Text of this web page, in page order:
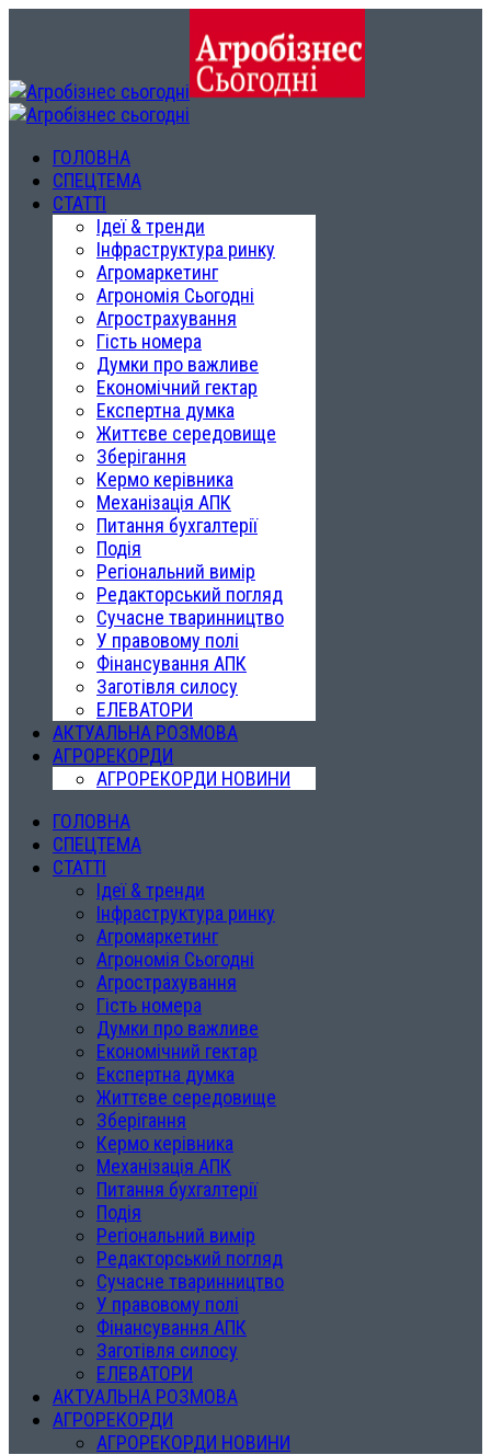
ГОЛОВНА
СПЕЦТЕМА
СТАТТІ
Ідеї & тренди
Інфраструктура ринку
Агромаркетинг
Агрономія Сьогодні
Агрострахування
Гість номера
Думки про важливе
Економічний гектар
Експертна думка
Життєве середовище
Зберігання
Кермо керівника
Механізація АПК
Питання бухгалтерії
Подія
Регіональний вимір
Редакторський погляд
Сучасне тваринництво
У правовому полі
Фінансування АПК
Заготівля силосу
ЕЛЕВАТОРИ
АКТУАЛЬНА РОЗМОВА
АГРОРЕКОРДИ
АГРОРЕКОРДИ НОВИНИ
ГОЛОВНА
СПЕЦТЕМА
СТАТТІ
Ідеї & тренди
Інфраструктура ринку
Агромаркетинг
Агрономія Сьогодні
Агрострахування
Гість номера
Думки про важливе
Економічний гектар
Експертна думка
Життєве середовище
Зберігання
Кермо керівника
Механізація АПК
Питання бухгалтерії
Подія
Регіональний вимір
Редакторський погляд
Сучасне тваринництво
У правовому полі
Фінансування АПК
Заготівля силосу
ЕЛЕВАТОРИ
АКТУАЛЬНА РОЗМОВА
АГРОРЕКОРДИ
АГРОРЕКОРДИ НОВИНИ